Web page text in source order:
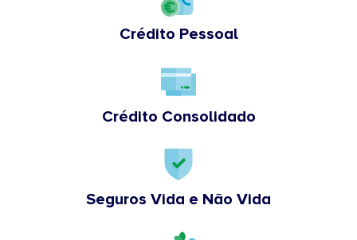
Crédito Pessoal
Crédito Consolidado
Seguros Vida e Não Vida